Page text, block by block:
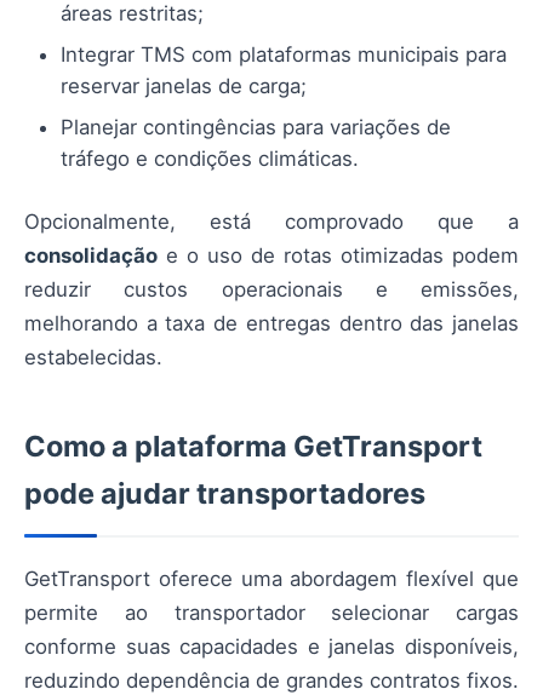
áreas restritas;
Integrar TMS com plataformas municipais para
reservar janelas de carga;
Planejar contingências para variações de
tráfego e condições climáticas.
Opcionalmente, está comprovado que a
consolidação e o uso de rotas otimizadas podem
reduzir custos operacionais e emissões,
melhorando a taxa de entregas dentro das janelas
estabelecidas.
Como a plataforma GetTransport
pode ajudar transportadores
GetTransport oferece uma abordagem flexível que
permite ao transportador selecionar cargas
conforme suas capacidades e janelas disponíveis,
reduzindo dependência de grandes contratos fixos.